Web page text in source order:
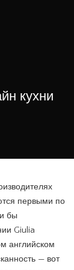
кухни
первыми по
бы
Giulia
английском
— вот